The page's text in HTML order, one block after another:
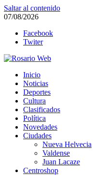
Saltar al contenido
07/08/2026
Facebook
Twiter
Rosario Web
Todas la noticias de Rosario y la
Inicio
Noticias
Deportes
Cultura
Clasificados
Política
Novedades
Ciudades
Nueva Helvecia
Valdense
Juan Lacaze
Centroshop